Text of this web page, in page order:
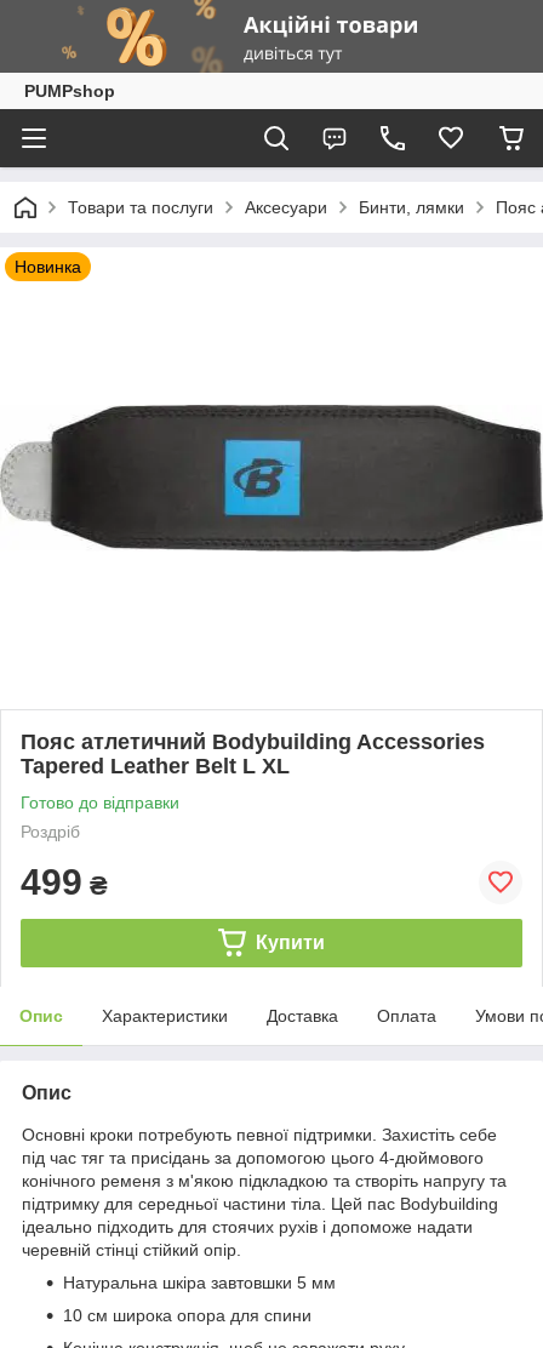
PUMPshop
Товари та послуги Аксесуари Бинти, лямки Пояс
Новинка
Пояс атлетичний Bodybuilding Accessories
Tapered Leather Belt L XL
Готово до відправки
Роздріб
499 ₴
Купити
Опис Характеристики Доставка Оплата Умови
Опис
Основні кроки потребують певної підтримки. Захистіть себе
під час тяг та присідань за допомогою цього 4-дюймового
конічного ременя з м'якою підкладкою та створіть напругу та
підтримку для середньої частини тіла. Цей пас Bodybuilding
ідеально підходить для стоячих рухів і допоможе надати
черевній стінці стійкий опір.
Натуральна шкіра завтовшки 5 мм
10 см широка опора для спини